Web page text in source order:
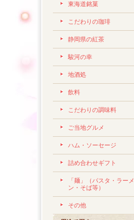
東海道銘菓
こだわりの珈琲
静岡県の紅茶
駿河の幸
地酒処
飲料
こだわりの調味料
ご当地グルメ
ハム・ソーセージ
詰め合わせギフト
「麺」（パスタ・ラーメ
ン・そば等）
その他